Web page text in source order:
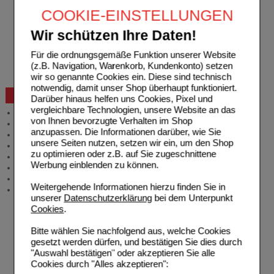
COOKIE-EINSTELLUNGEN
Wir schützen Ihre Daten!
Für die ordnungsgemäße Funktion unserer Website
(z.B. Navigation, Warenkorb, Kundenkonto) setzen
wir so genannte Cookies ein. Diese sind technisch
notwendig, damit unser Shop überhaupt funktioniert.
Darüber hinaus helfen uns Cookies, Pixel und
vergleichbare Technologien, unsere Website an das
von Ihnen bevorzugte Verhalten im Shop
anzupassen. Die Informationen darüber, wie Sie
unsere Seiten nutzen, setzen wir ein, um den Shop
zu optimieren oder z.B. auf Sie zugeschnittene
Werbung einblenden zu können.
Weitergehende Informationen hierzu finden Sie in
unserer Datenschutzerklärungbei dem Unterpunkt
Cookies.
Bitte wählen Sie nachfolgend aus, welche Cookies
gesetzt werden dürfen, und bestätigen Sie dies durch
"Auswahl bestätigen" oder akzeptieren Sie alle
Cookies durch "Alles akzeptieren":
Freiumschläge anfordern
Freiumschläge downloaden
Auslandsbestellung
Reklamation
Widerrufsformular
Problembehebung
Bestellschein
Beratung und Service
Allgemeine Information
Produktberatung
Meldung Arzneimittelrisiken
Zuzahlungsfreie Arzneien
Angebote & Downloads
Newsletter
Stellenangebote